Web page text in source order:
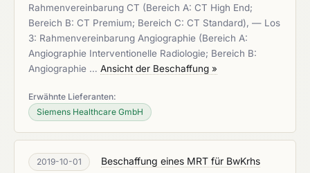
Rahmenvereinbarung CT (Bereich A: CT High End;
Bereich B: CT Premium; Bereich C: CT Standard), — Los
3: Rahmenvereinbarung Angiographie (Bereich A:
Angiographie Interventionelle Radiologie; Bereich B:
Angiographie … Ansicht der Beschaffung »
Erwähnte Lieferanten:
Siemens Healthcare GmbH
2019-10-01
Beschaffung eines MRT für BwKrhs